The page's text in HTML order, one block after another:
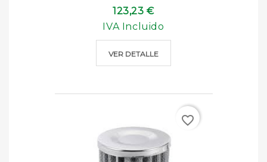
123,23 €
IVA Incluido
VER DETALLE
favorite_border